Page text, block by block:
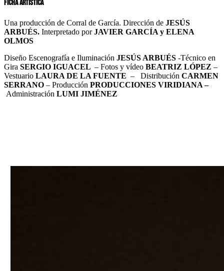
Ficha artística
Una producción de Corral de García. Dirección de JESÚS
ARBUÉS. Interpretado porJAVIER GARCÍA y ELENA
OLMOS
Diseño Escenografía e Iluminación JESÚS ARBUÉS -Técnico en
Gira SERGIO IGUACEL – Fotos y vídeo BEATRIZ LÓPEZ –
Vestuario LAURA DE LA FUENTE – Distribución CARMEN
SERRANO – Producción PRODUCCIONES VIRIDIANA –
Administración LUMI JIMÉNEZ